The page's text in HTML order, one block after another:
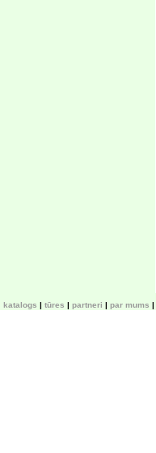
katalogs tūres partneri par mums